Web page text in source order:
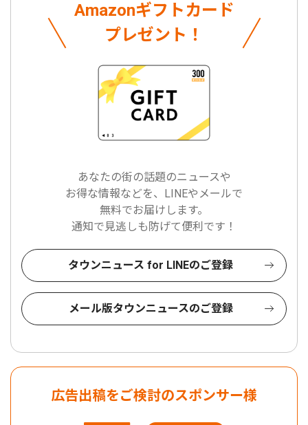
Amazonギフトカード
プレゼント！
あなたの街の話題のニュースや
お得な情報などを、LINEやメールで
無料でお届けします。
通知で見逃しも防げて便利です！
タウンニュース for LINEのご登録
メール版タウンニュースのご登録
広告出稿をご検討のスポンサー様